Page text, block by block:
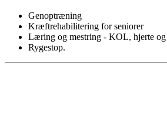
Genoptræning
Kræftrehabilitering for seniorer
Læring og mestring - KOL, hjerte og
Rygestop.